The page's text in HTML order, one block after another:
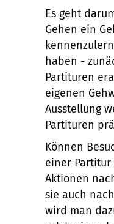
Es geht
Gehen ein
haben -
Partituren
eigenen
Ausstellung
Partituren
Können
einer
Aktionen
sie auch
wird man